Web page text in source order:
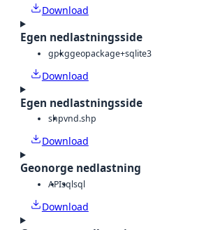
Download
Egen nedlastningsside
gpkggeopackage+sqlite3
Download
Egen nedlastningsside
shpvnd.shp
Download
Geonorge nedlastning
APIsqlsql
Download